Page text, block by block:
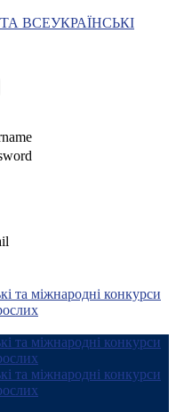
ВСЕУКРАЇНСЬКІ